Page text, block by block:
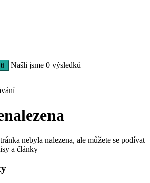
Našli jsme0 výsledků
nebyla nalezena, ale můžete se podívat
a články